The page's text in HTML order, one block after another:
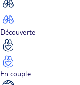
Découverte
En couple